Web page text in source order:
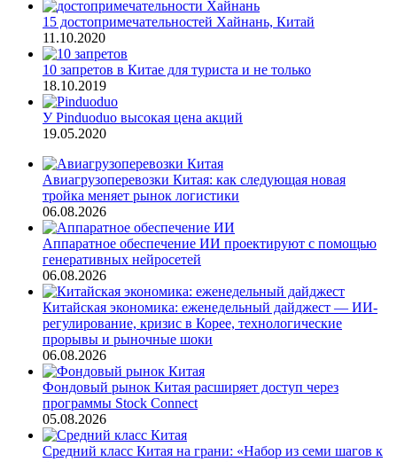
15 достопримечательностей Хайнань, Китай
11.10.2020
10 запретов в Китае для туриста и не только
18.10.2019
У Pinduoduo высокая цена акций
19.05.2020
Авиагрузоперевозки Китая: как следующая новая
тройка меняет рынок логистики
06.08.2026
Аппаратное обеспечение ИИ проектируют с помощью
генеративных нейросетей
06.08.2026
Китайская экономика: еженедельный дайджест — ИИ-
регулирование, кризис в Корее, технологические
прорывы и рыночные шоки
06.08.2026
Фондовый рынок Китая расширяет доступ через
программы Stock Connect
05.08.2026
Средний класс Китая на грани: «Набор из семи шагов к